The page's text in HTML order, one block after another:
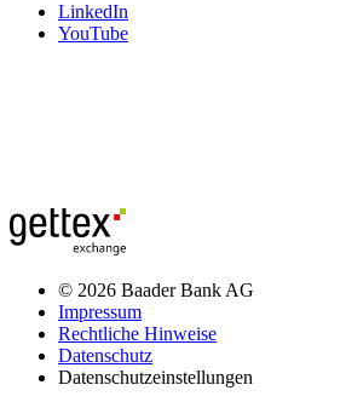
LinkedIn
YouTube
© 2026 Baader Bank AG
Impressum
Rechtliche Hinweise
Datenschutz
Datenschutzeinstellungen